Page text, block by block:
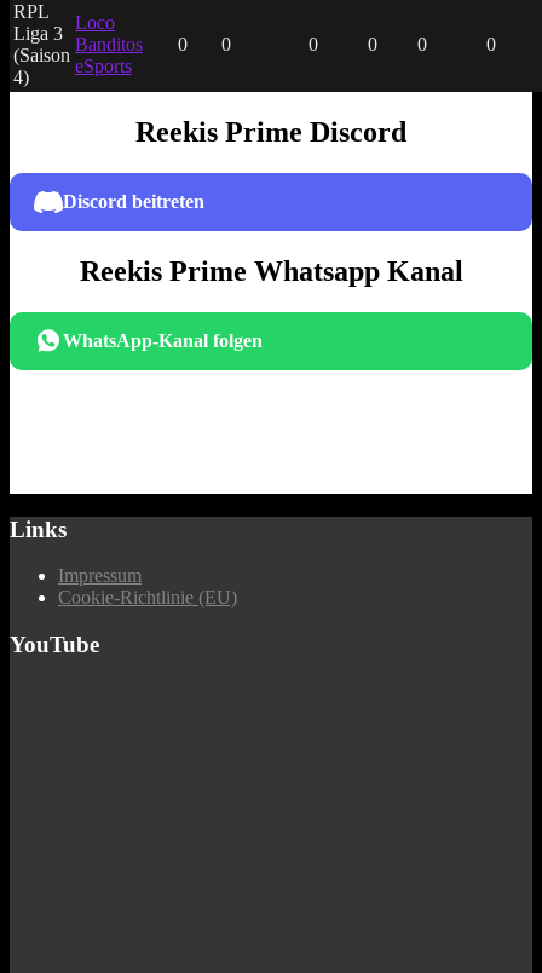
RPL
Liga 3
(Saison
4)
Loco
Banditos
eSports
0 0 0 0 0 0
Reekis Prime Discord
Discord beitreten
Reekis Prime Whatsapp Kanal
WhatsApp-Kanal folgen
Links
Impressum
Cookie-Richtlinie (EU)
YouTube